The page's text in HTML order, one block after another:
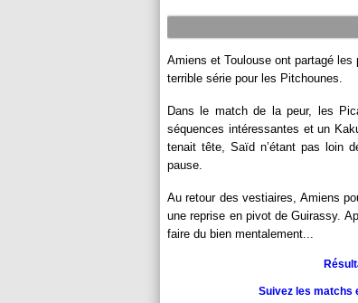
Amiens et Toulouse ont partagé les
terrible série pour les Pitchounes.
Dans le match de la peur, les
séquences intéressantes et un
tenait tête, Saïd n’étant pas loin
pause.
Au retour des vestiaires, Amiens
une reprise en pivot de Guirassy.
faire du bien mentalement...
Suivez les matchs